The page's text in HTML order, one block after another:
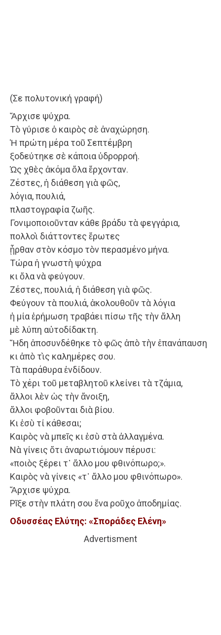
(Σε πολυτονική γραφή)
Ἄρχισε ψύχρα.
Τὸ γύρισε ὁ καιρὸς σὲ ἀναχώρηση.
Ἡ πρώτη μέρα τοῦ Σεπτέμβρη
ξοδεύτηκε σὲ κάποια ὑδρορροή.
Ὡς χθὲς ἀκόμα ὅλα ἔρχονταν.
Ζέστες, ἡ διάθεση γιὰ φῶς,
λόγια, πουλιά,
πλαστογραφία ζωῆς.
Γονιμοποιοῦνταν κάθε βράδυ τὰ φεγγάρια,
πολλοὶ διάττοντες ἔρωτες
ᾖρθαν στὸν κόσμο τὸν περασμένο μήνα.
Τώρα ἡ γνωστὴ ψύχρα
κι ὅλα νὰ φεύγουν.
Ζέστες, πουλιά, ἡ διάθεση γιὰ φῶς.
Φεύγουν τὰ πουλιά, ἀκολουθοῦν τὰ λόγια
ἡ μία ἐρήμωση τραβάει πίσω τῆς τὴν ἄλλη
μὲ λύπη αὐτοδίδακτη.
Ἤδη ἀποσυνδέθηκε τὸ φῶς ἀπὸ τὴν ἐπανάπαυση
κι ἀπὸ τὶς καλημέρες σου.
Τὰ παράθυρα ἐνδίδουν.
Τὸ χέρι τοῦ μεταβλητοῦ κλείνει τὰ τζάμια,
ἄλλοι λὲν ὡς τὴν ἄνοιξη,
ἄλλοι φοβοῦνται διὰ βίου.
Κι ἐσὺ τί κάθεσαι;
Καιρὸς νὰ μπεῖς κι ἐσὺ στὰ ἀλλαγμένα.
Νὰ γίνεις ὅτι ἀναρωτιόμουν πέρυσι:
«ποιὸς ξέρει τ᾿ ἄλλο μου φθινόπωρο;».
Καιρὸς νὰ γίνεις «τ᾿ ἄλλο μου φθινόπωρο».
Ἄρχισε ψύχρα.
Ρῖξε στὴν πλάτη σου ἕνα ροῦχο ἀποδημίας.
Οδυσσέας Ελύτης: «Σποράδες Ελένη»
Advertisment